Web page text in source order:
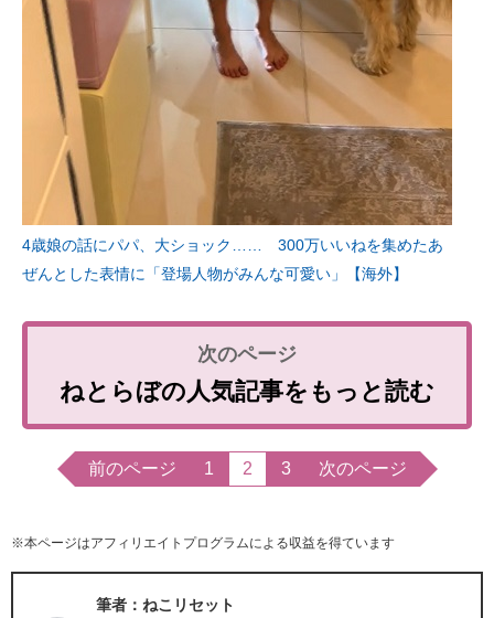
4歳娘の話にパパ、大ショック…… 300万いいねを集めたあ
ぜんとした表情に「登場人物がみんな可愛い」【海外】
ねとらぼの人気記事をもっと読む
前のページ 1 2 3 次のページ
※本ページはアフィリエイトプログラムによる収益を得ています
筆者：ねこリセット